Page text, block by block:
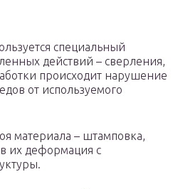
специальный
действий – сверления,
происходит нарушение
от используемого
материала – штамповка,
их деформация с